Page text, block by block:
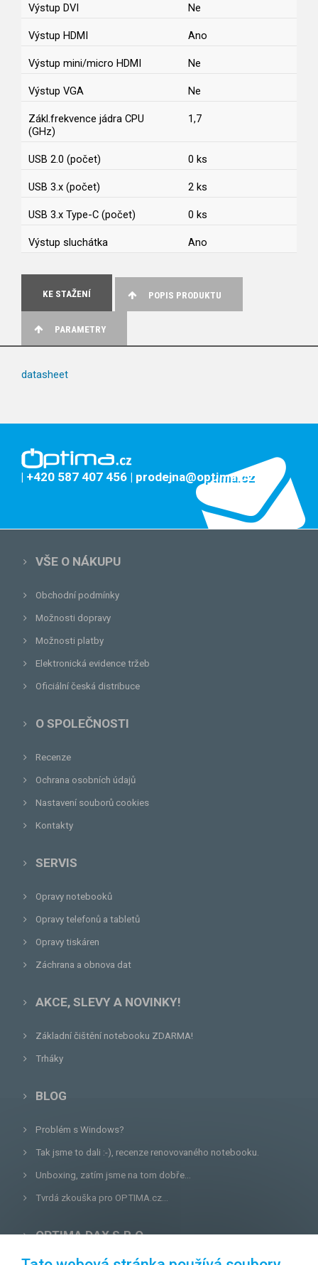
Výstup DVI Ne
Výstup HDMI Ano
Výstup mini/micro HDMI Ne
Výstup VGA Ne
Zákl.frekvence jádra CPU
(GHz)
1,7
USB 2.0 (počet) 0 ks
USB 3.x (počet) 2 ks
USB 3.x Type-C (počet) 0 ks
Výstup sluchátka Ano
KE STAŽENÍ POPIS PRODUKTU
PARAMETRY
datasheet
| +420 587 407 456 | prodejna@optima.cz
VŠE O NÁKUPU
Obchodní podmínky
Možnosti dopravy
Možnosti platby
Elektronická evidence tržeb
Oficiální česká distribuce
O SPOLEČNOSTI
Recenze
Ochrana osobních údajů
Nastavení souborů cookies
Kontakty
SERVIS
Opravy notebooků
Opravy telefonů a tabletů
Opravy tiskáren
Záchrana a obnova dat
AKCE, SLEVY A NOVINKY!
Základní čištění notebooku ZDARMA!
Trháky
BLOG
Problém s Windows?
Tak jsme to dali :-), recenze renovovaného notebooku.
Unboxing, zatím jsme na tom dobře...
Tvrdá zkouška pro OPTIMA.cz...
OPTIMA DAX S.R.O.